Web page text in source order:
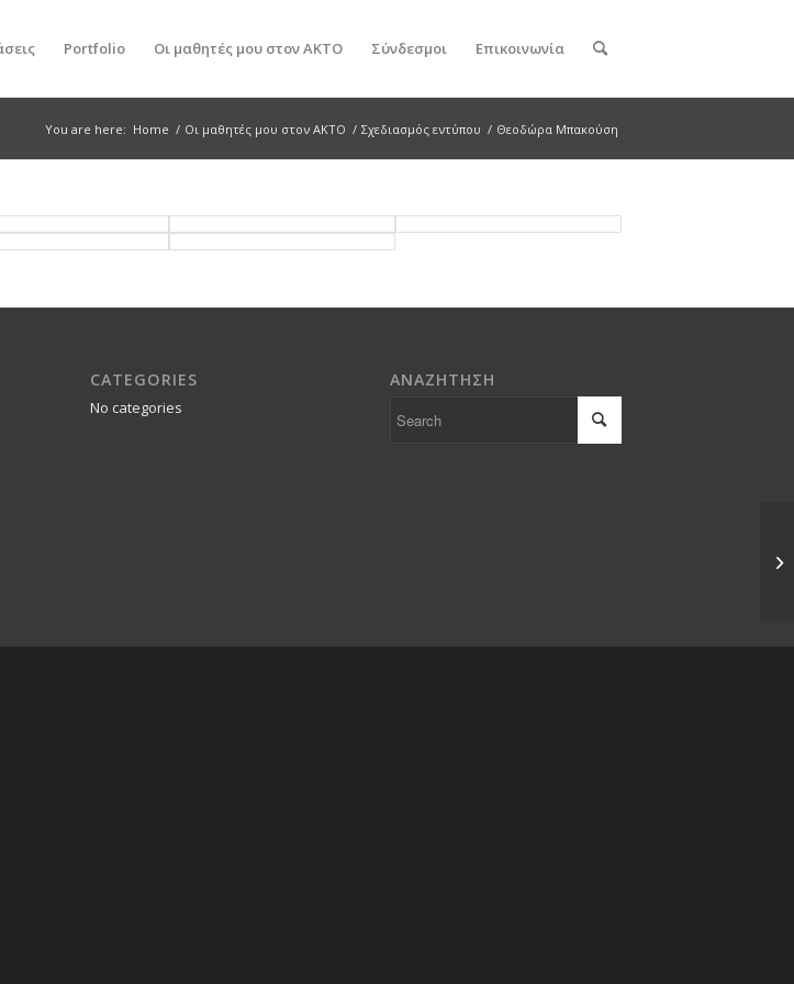
Portfolio Οι μαθητές μου στον ΑΚΤΟ Σύνδεσμοι Επικοινωνία
You are here: Home / Οι μαθητές μου στον ΑΚΤΟ / Σχεδιασμός εντύπου / Θεοδώρα Μπακούση
CATEGORIES
No categories
ΑΝΑΖΗΤΗΣΗ